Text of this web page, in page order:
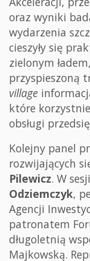
oraz wyniki
wydarzenia
cieszyły się
zielonym
przyspieszoną
village
które
obsługi
Kolejny panel
rozwijających
Pilewicz. W
Odziemczyk,
Agencji
patronatem
długoletnią
Majkowską.